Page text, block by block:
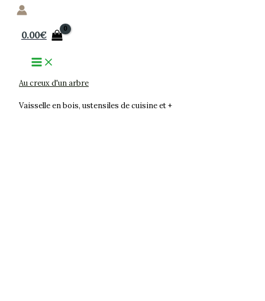
Aller
contenu
0.00€
Au creux d'un arbre
Vaisselle en bois, ustensiles de cuisine et +